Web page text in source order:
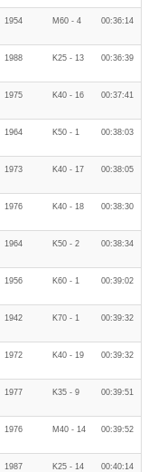
1954 M60 - 4 00:36:14
1988 K25 - 13 00:36:39
1975 K40 - 16 00:37:41
1964 K50 - 1 00:38:03
1973 K40 - 17 00:38:05
1976 K40 - 18 00:38:30
1964 K50 - 2 00:38:34
1956 K60 - 1 00:39:02
1942 K70 - 1 00:39:32
1972 K40 - 19 00:39:32
1977 K35 - 9 00:39:51
1976 M40 - 14 00:39:52
1987 K25 - 14 00:40:14